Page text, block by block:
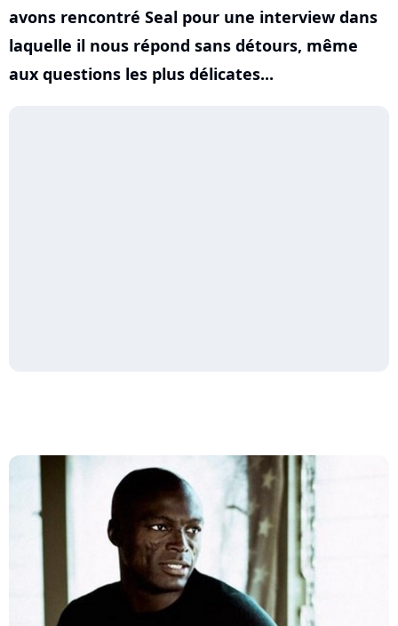
avons rencontré Seal pour une interview dans
laquelle il nous répond sans détours, même
aux questions les plus délicates...